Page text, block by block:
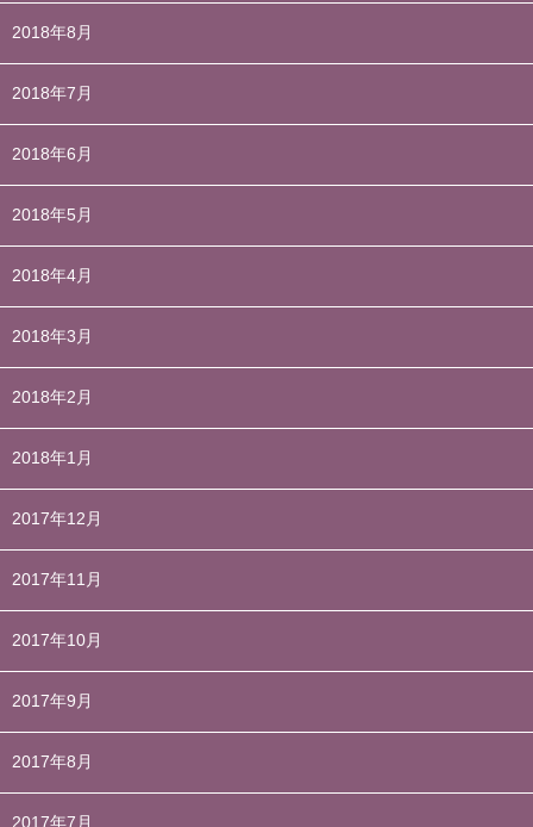
2018年8月
2018年7月
2018年6月
2018年5月
2018年4月
2018年3月
2018年2月
2018年1月
2017年12月
2017年11月
2017年10月
2017年9月
2017年8月
2017年7月